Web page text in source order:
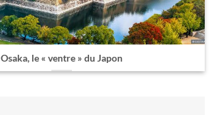
Osaka, le « ventre » du Japon